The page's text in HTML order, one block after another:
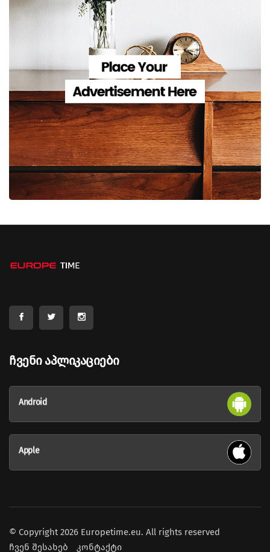
Ჩვენი Აპლიკაციები
Android
Apple
© Copyright 2026 Europetime.eu. All rights reserved
ჩვენ შესახებ
კონტაქტი